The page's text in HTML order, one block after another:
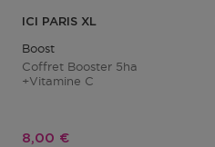
ICI PARIS XL
Boost
Coffret Booster 5ha
+vitamine C
Prix promotionnel
8,00 €